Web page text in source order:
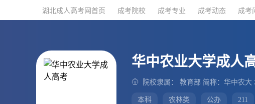
湖北成人高考网首页 成考院校 成考专业 成考动态 成考
华中农业大学成人
院校隶属： 教育部 简称：华中农
本科 农林类 公办 211
湖北成人高考网首页 成考院校 成考专业 成考动态 成考